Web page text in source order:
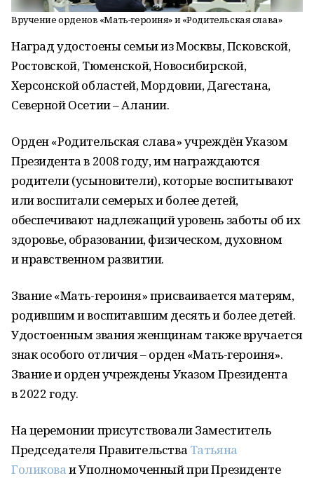
Вручение орденов «Мать-героиня» и «Родительская слава»
Наград удостоены семьи из Москвы, Псковской,
Ростовской, Тюменской, Новосибирской,
Херсонской областей, Мордовии, Дагестана,
Северной Осетии – Алании.
Орден «Родительская слава» учреждён Указом
Президента в 2008 году, им награждаются
родители (усыновители), которые воспитывают
или воспитали семерых и более детей,
обеспечивают надлежащий уровень заботы об их
здоровье, образовании, физическом, духовном
и нравственном развитии.
Звание «Мать-героиня» присваивается матерям,
родившим и воспитавшим десять и более детей.
Удостоенным звания женщинам также вручается
знак особого отличия – орден «Мать-героиня».
Звание и орден учреждены Указом Президента
в 2022 году.
На церемонии присутствовали Заместитель
Председателя Правительства Татьяна
Голиковаи Уполномоченный при Президенте